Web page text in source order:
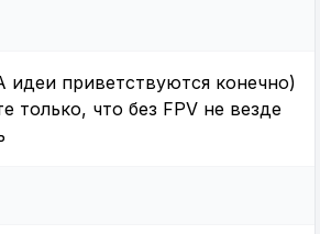
идеи приветствуются конечно)
только, что без FPV не везде